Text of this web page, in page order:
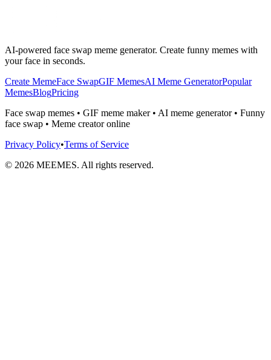
AI-powered face swap meme generator. Create funny memes with
your face in seconds.
Create MemeFace SwapGIF MemesAI Meme GeneratorPopular
MemesBlogPricing
Face swap memes • GIF meme maker • AI meme generator • Funny
face swap • Meme creator online
Privacy Policy•Terms of Service
© 2026 MEEMES. All rights reserved.